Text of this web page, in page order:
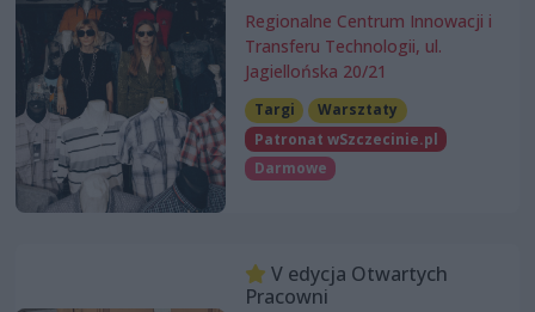
Regionalne Centrum Innowacji i
Transferu Technologii, ul.
Jagiellońska 20/21
Targi
Warsztaty
Patronat wSzczecinie.pl
Darmowe
V edycja Otwartych
Pracowni